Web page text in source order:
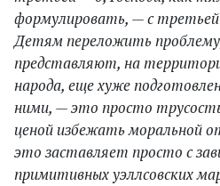
формулировать, — с
Детям переложить
представляют, на
народа, еще хуже
ними, — это просто
ценой избежать моральной
это заставляет просто с
примитивных уэллсовских